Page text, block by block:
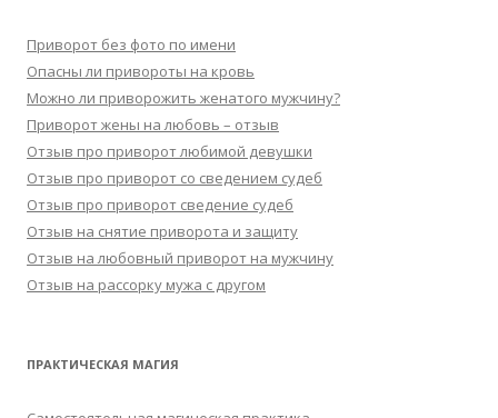
Приворот без фото по имени
Опасны ли привороты на кровь
Можно ли приворожить женатого мужчину?
Приворот жены на любовь – отзыв
Отзыв про приворот любимой девушки
Отзыв про приворот со сведением судеб
Отзыв про приворот сведение судеб
Отзыв на снятие приворота и защиту
Отзыв на любовный приворот на мужчину
Отзыв на рассорку мужа с другом
ПРАКТИЧЕСКАЯ МАГИЯ